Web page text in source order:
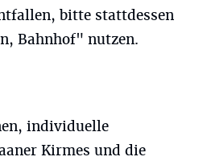
bitte stattdessen
Bahnhof" nutzen.
individuelle
Kirmes und die